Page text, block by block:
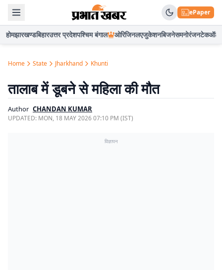
ePaper
होमझारखण्डबिहारउत्तर प्रदेशपश्चिम बंगाल ओरिजिनलएजुकेशनबिजनेसमनोरंजनटेकऑटो
Home State Jharkhand Khunti
तालाब में डूबने से महिला की मौत
Author CHANDAN KUMAR
UPDATED: MON, 18 MAY 2026 07:10 PM (IST)
विज्ञापन